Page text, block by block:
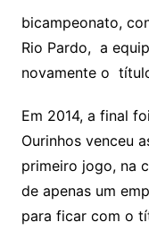
bicampeonato,
Rio Pardo, a
novamente o
Em 2014, a final
Ourinhos venceu
primeiro jogo, na
de apenas um
para ficar com o